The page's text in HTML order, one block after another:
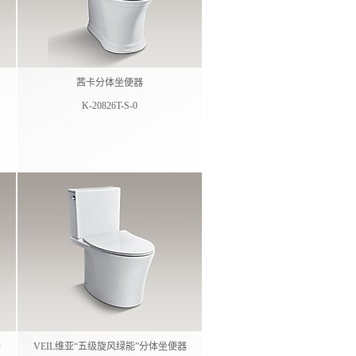
茜卡分体坐便器
K-20826T-S-0
VEIL维亚“五级旋风绿能”分体坐便器